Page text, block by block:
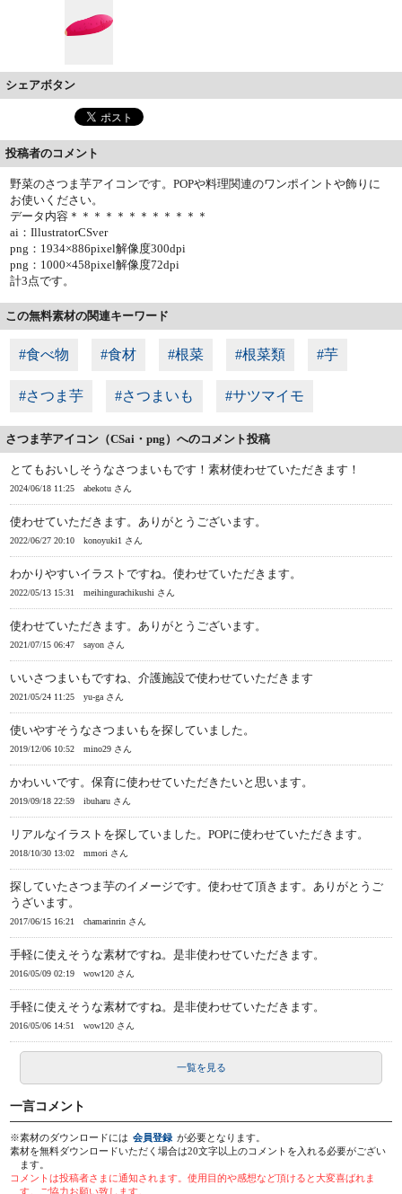
シェアボタン
投稿者のコメント
野菜のさつま芋アイコンです。POPや料理関連のワンポイントや飾りに
お使いください。
データ内容＊＊＊＊＊＊＊＊＊＊＊＊
ai：IllustratorCSver
png：1934×886pixel解像度300dpi
png：1000×458pixel解像度72dpi
計3点です。
この無料素材の関連キーワード
#食べ物 #食材 #根菜 #根菜類 #芋
#さつま芋 #さつまいも #サツマイモ
さつま芋アイコン（CSai・png）へのコメント投稿
とてもおいしそうなさつまいもです！素材使わせていただきます！
2024/06/18 11:25 abekotu さん
使わせていただきます。ありがとうございます。
2022/06/27 20:10 konoyuki1 さん
わかりやすいイラストですね。使わせていただきます。
2022/05/13 15:31 meihingurachikushi さん
使わせていただきます。ありがとうございます。
2021/07/15 06:47 sayon さん
いいさつまいもですね、介護施設で使わせていただきます
2021/05/24 11:25 yu-ga さん
使いやすそうなさつまいもを探していました。
2019/12/06 10:52 mino29 さん
かわいいです。保育に使わせていただきたいと思います。
2019/09/18 22:59 ibuharu さん
リアルなイラストを探していました。POPに使わせていただきます。
2018/10/30 13:02 mmori さん
探していたさつま芋のイメージです。使わせて頂きます。ありがとうご
うざいます。
2017/06/15 16:21 chamarinrin さん
手軽に使えそうな素材ですね。是非使わせていただきます。
2016/05/09 02:19 wow120 さん
手軽に使えそうな素材ですね。是非使わせていただきます。
2016/05/06 14:51 wow120 さん
一覧を見る
一言コメント
※素材のダウンロードには 会員登録 が必要となります。
素材を無料ダウンロードいただく場合は20文字以上のコメントを入れる必要がござい
ます。
コメントは投稿者さまに通知されます。使用目的や感想など頂けると大変喜ばれま
す。ご協力お願い致します。